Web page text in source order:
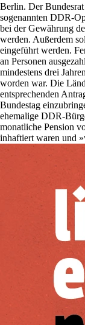
Berlin. Der
sogenannten DDR-
bei der Gewährung
werden. Außerdem
eingeführt werden.
an Personen
mindestens drei
worden war. Die
entsprechenden
Bundestag
ehemalige DDR-
monatliche Pension
inhaftiert waren und